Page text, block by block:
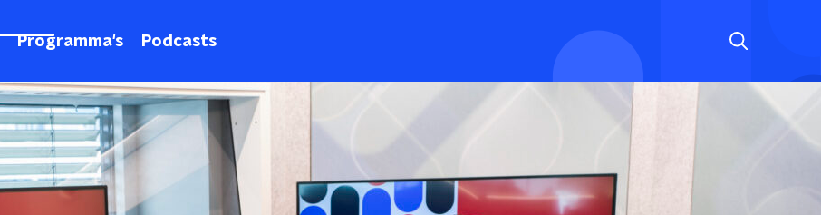
Programma's Podcasts